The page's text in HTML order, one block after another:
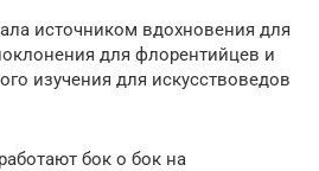
источником вдохновения для
для флорентийцев и
изучения для искусствоведов
бок о бок на